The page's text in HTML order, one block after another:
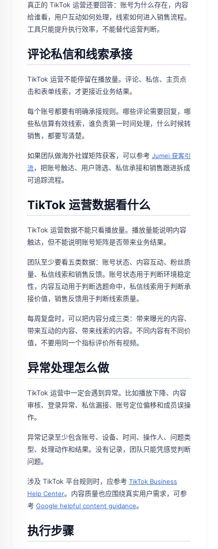
真正的 TikTok 运营还要回答：账号为什么存在，内容
给谁看，用户互动如何处理，线索如何进入销售流程。
工具只能提升执行效率，不能替代运营判断。
评论私信和线索承接
TikTok 运营不能停留在播放量。评论、私信、主页点
击和表单线索，才更接近业务结果。
每个账号都要有明确承接规则。哪些评论需要回复，哪
些私信算有效线索，谁负责第一时间处理，什么时候转
销售，都要写清楚。
如果团队做海外社媒矩阵获客，可以参考 Jumei 获客引
流，把账号触达、用户筛选、私信承接和销售跟进拆成
可追踪流程。
TikTok 运营数据看什么
TikTok 运营数据不能只看播放量。播放量能说明内容
触达，但不能说明账号矩阵是否带来业务结果。
团队至少要看五类数据：账号状态、内容互动、粉丝质
量、私信线索和销售反馈。账号状态用于判断环境稳定
性，内容互动用于判断选题命中，私信线索用于判断承
接价值，销售反馈用于判断线索质量。
每周复盘时，可以把内容分成三类：带来曝光的内容、
带来互动的内容、带来线索的内容。不同内容有不同价
值，不要用同一个指标评价所有视频。
异常处理怎么做
TikTok 运营中一定会遇到异常。比如播放下降、内容
审核、登录异常、私信漏接、账号定位偏移和成员误操
作。
异常记录至少包含账号、设备、时间、操作人、问题类
型、处理动作和结果。没有记录，团队只能凭感觉判断
问题。
涉及 TikTok 平台规则时，应参考 TikTok Business
Help Center。内容质量也应围绕真实用户需求，可参
考 Google helpful content guidance。
执行步骤